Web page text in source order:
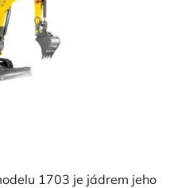
1703 je jádrem jeho